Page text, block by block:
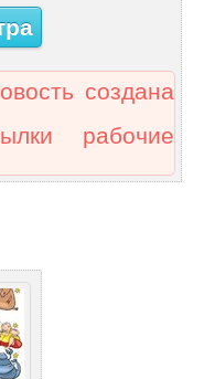
создана
рабочие